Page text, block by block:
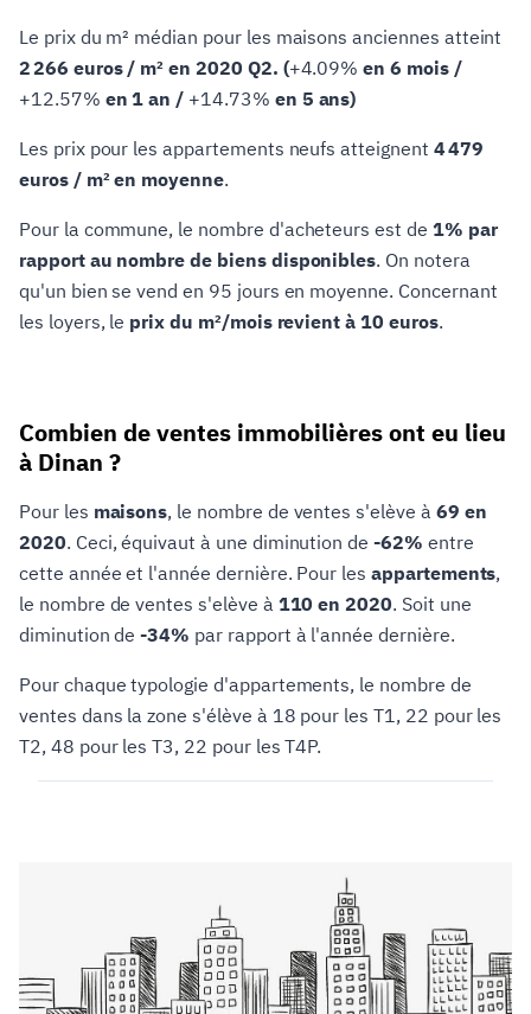
Le prix du m² médian pour les maisons anciennes atteint
2 266 euros / m² en 2020 Q2. (+4.09% en 6 mois /
+12.57% en 1 an / +14.73% en 5 ans)
Les prix pour les appartements neufs atteignent 4 479
euros / m² en moyenne.
Pour la commune, le nombre d'acheteurs est de 1% par
rapport au nombre de biens disponibles. On notera
qu'un bien se vend en 95 jours en moyenne. Concernant
les loyers, le prix du m²/mois revient à 10 euros.
Combien de ventes immobilières ont eu lieu
à Dinan ?
Pour les maisons, le nombre de ventes s'elève à 69 en
2020. Ceci, équivaut à une diminution de-62% entre
cette année et l'année dernière. Pour les appartements,
le nombre de ventes s'elève à 110 en 2020. Soit une
diminution de-34% par rapport à l'année dernière.
Pour chaque typologie d'appartements, le nombre de
ventes dans la zone s'élève à 18 pour les T1, 22 pour les
T2, 48 pour les T3, 22 pour les T4P.